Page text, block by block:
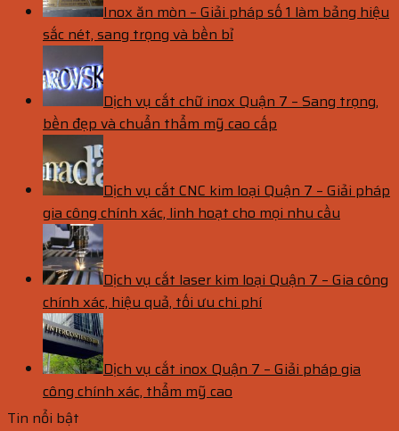
Inox ăn mòn – Giải pháp số 1 làm bảng hiệu
sắc nét, sang trọng và bền bỉ
Dịch vụ cắt chữ inox Quận 7 – Sang trọng,
bền đẹp và chuẩn thẩm mỹ cao cấp
Dịch vụ cắt CNC kim loại Quận 7 – Giải pháp
gia công chính xác, linh hoạt cho mọi nhu cầu
Dịch vụ cắt laser kim loại Quận 7 – Gia công
chính xác, hiệu quả, tối ưu chi phí
Dịch vụ cắt inox Quận 7 – Giải pháp gia
công chính xác, thẩm mỹ cao
Tin nổi bật